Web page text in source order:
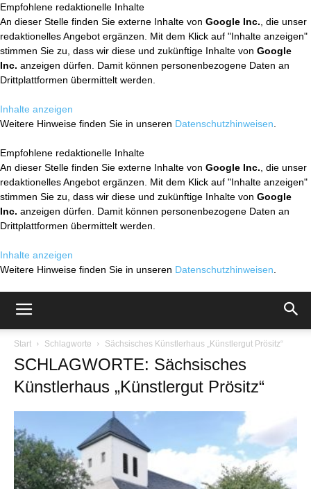
Empfohlene redaktionelle Inhalte
An dieser Stelle finden Sie externe Inhalte von Google Inc. , die unser
redaktionelles Angebot ergänzen. Mit dem Klick auf "Inhalte anzeigen"
stimmen Sie zu, dass wir diese und zukünftige Inhalte von Google
Inc. anzeigen dürfen. Damit können personenbezogene Daten an
Drittplattformen übermittelt werden.
Inhalte anzeigen
Weitere Hinweise finden Sie in unseren Datenschutzhinweisen
Empfohlene redaktionelle Inhalte
An dieser Stelle finden Sie externe Inhalte von Google Inc. , die unser
redaktionelles Angebot ergänzen. Mit dem Klick auf "Inhalte anzeigen"
stimmen Sie zu, dass wir diese und zukünftige Inhalte von Google
Inc. anzeigen dürfen. Damit können personenbezogene Daten an
Drittplattformen übermittelt werden.
Inhalte anzeigen
Weitere Hinweise finden Sie in unseren Datenschutzhinweisen
Start Schlagworte Sächsisches Künstlerhaus „Künstlergut Prösitz“
SCHLAGWORTE: Sächsisches
Künstlerhaus „Künstlergut Prösitz“